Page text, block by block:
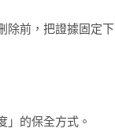
除前，把證據固定下
」的保全方式。